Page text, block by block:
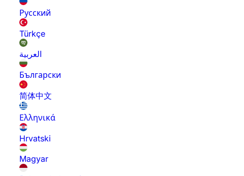
Русский
Türkçe
العربية
Български
简体中文
Ελληνικά
Hrvatski
Magyar